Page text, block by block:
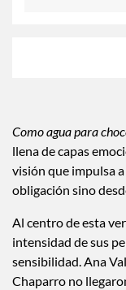
Como agua para
llena de capas
visión que impulsa
obligación sino
Al centro de esta
intensidad de sus
sensibilidad. Ana
Chaparro no